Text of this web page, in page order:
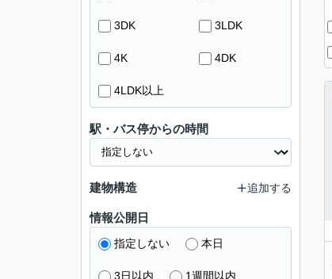
3DK 3LDK
4K 4DK
4LDK以上
駅・バス停からの時間
建物構造 追加する
情報公開日
指定しない 本日
3日以内 1週間以内